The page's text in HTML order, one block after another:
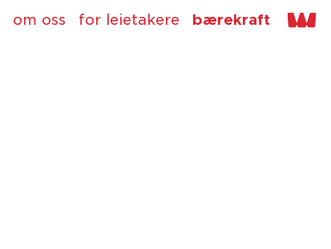
om oss for leietakere bærekraft